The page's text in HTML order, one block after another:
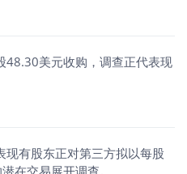
48.30美元收购，调查正代表现
现有股东正对第三方拟以每股
在交易展开调查。